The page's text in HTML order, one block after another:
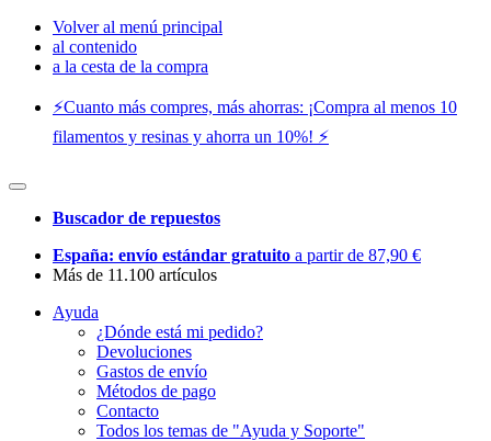
Volver al menú principal
al contenido
a la cesta de la compra
⚡️Cuanto más compres, más ahorras: ¡Compra al menos 10
filamentos y resinas y ahorra un 10%! ⚡️
Buscador de repuestos
España: envío estándar gratuito a partir de 87,90 €
Más de 11.100 artículos
Ayuda
¿Dónde está mi pedido?
Devoluciones
Gastos de envío
Métodos de pago
Contacto
Todos los temas de "Ayuda y Soporte"